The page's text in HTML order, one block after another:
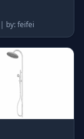
分类：花洒 | by: feifei